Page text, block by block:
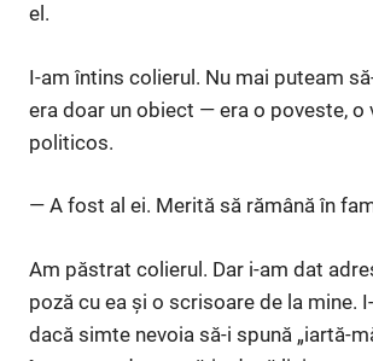
el.
I-am întins colierul. Nu mai puteam
era doar un obiect — era o poveste, o
politicos.
— A fost al ei. Merită să rămână în
Am păstrat colierul. Dar i-am dat
poză cu ea și o scrisoare de la mine.
dacă simte nevoia să-i spună „iartă-